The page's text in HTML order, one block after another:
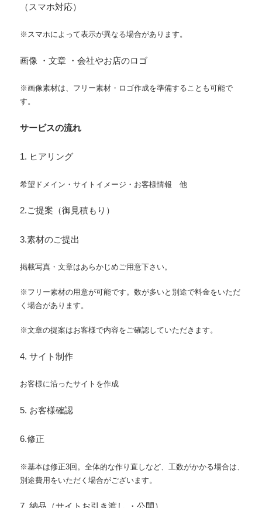
（スマホ対応）
※スマホによって表示が異なる場合があります。
画像 ・文章 ・会社やお店のロゴ
※画像素材は、フリー素材・ロゴ作成を準備することも可能で
す。
サービスの流れ
1. ヒアリング
希望ドメイン・サイトイメージ・お客様情報 他
2.ご提案（御見積もり）
3.素材のご提出
掲載写真・文章はあらかじめご用意下さい。
※フリー素材の用意が可能です。数が多いと別途で料金をいただ
く場合があります。
※文章の提案はお客様で内容をご確認していただきます。
4. サイト制作
お客様に沿ったサイトを作成
5. お客様確認
6.修正
※基本は修正3回。全体的な作り直しなど、工数がかかる場合は、
別途費用をいただく場合がございます。
7. 納品（サイトお引き渡し ・公開）